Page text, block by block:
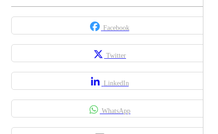
Facebook
Twitter
LinkedIn
WhatsApp